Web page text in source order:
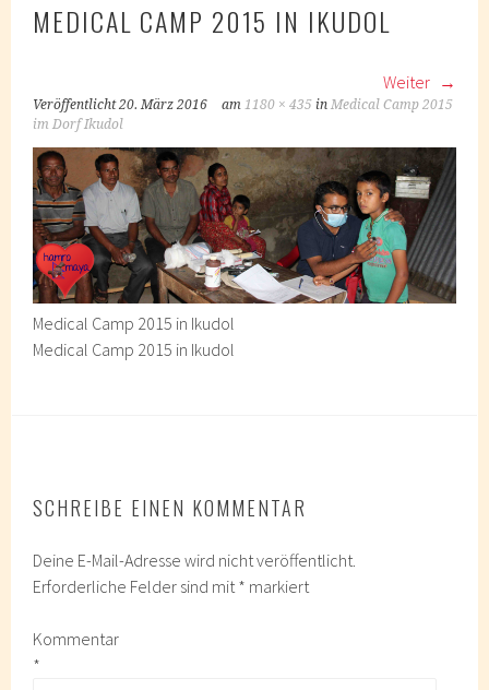
MEDICAL CAMP 2015 IN IKUDOL
Weiter
Veröffentlicht20. März 2016 am1180 × 435 inMedical Camp 2015
im Dorf Ikudol
Medical Camp 2015 in Ikudol
Medical Camp 2015 in Ikudol
SCHREIBE EINEN KOMMENTAR
Deine E-Mail-Adresse wird nicht veröffentlicht.
Erforderliche Felder sind mit* markiert
Kommentar
*